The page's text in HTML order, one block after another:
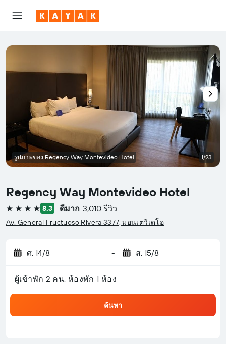
Regency Way Montevideo Hotel
4 ดาว 8.3 ดีมาก 3,010 รีวิว
Av. General Fructuoso Rivera 3377, มอนเตวิเดโอ
ศ. 14/8 - ส. 15/8
ผู้เข้าพัก 2 คน, ห้องพัก 1 ห้อง
ค้นหา
รูปภาพของ Regency Way Montevideo Hotel 1/23